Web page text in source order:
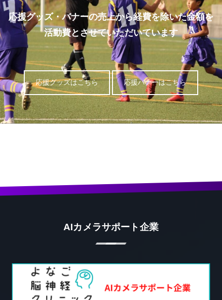
応援グッズ・バナーの売上から経費を除いた金額を
活動費とさせていただいています
応援グッズはこちら 応援バナーはこちら
AIカメラサポート企業